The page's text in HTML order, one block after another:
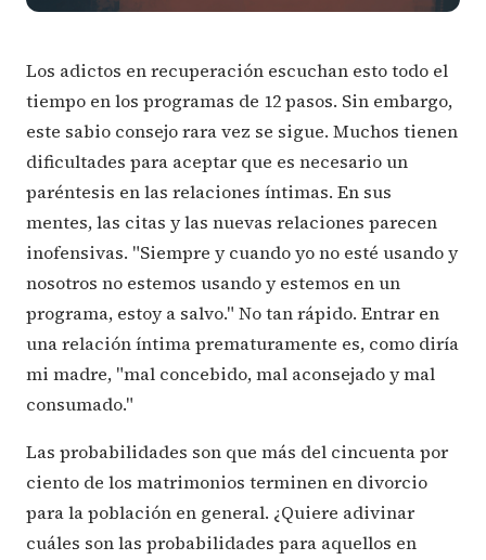
Los adictos en recuperación escuchan esto todo el
tiempo en los programas de 12 pasos. Sin embargo,
este sabio consejo rara vez se sigue. Muchos tienen
dificultades para aceptar que es necesario un
paréntesis en las relaciones íntimas. En sus
mentes, las citas y las nuevas relaciones parecen
inofensivas. "Siempre y cuando yo no esté usando y
nosotros no estemos usando y estemos en un
programa, estoy a salvo." No tan rápido. Entrar en
una relación íntima prematuramente es, como diría
mi madre, "mal concebido, mal aconsejado y mal
consumado."
Las probabilidades son que más del cincuenta por
ciento de los matrimonios terminen en divorcio
para la población en general. ¿Quiere adivinar
cuáles son las probabilidades para aquellos en